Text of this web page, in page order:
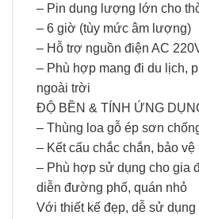
– Pin dung lượng lớn cho
– 6 giờ (tùy mức âm lượng)
– Hỗ trợ nguồn điện AC
– Phù hợp mang đi du lịch,
ngoài trời
ĐỘ BỀN & TÍNH ỨNG
– Thùng loa gỗ ép sơn
– Kết cấu chắc chắn, bảo
– Phù hợp sử dụng cho gia
diễn đường phố, quán nhỏ
Với thiết kế đẹp, dễ sử